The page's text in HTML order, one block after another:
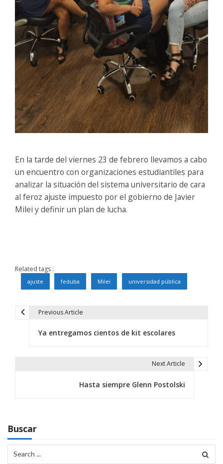
En la tarde del viernes 23 de febrero llevamos a cabo
un encuentro con organizaciones estudiantiles para
analizar la situación del sistema universitario de cara
al feroz ajuste impuesto por el gobierno de Javier
Milei y definir un plan de lucha.
Related tags :
ajuste feduba Milei universidad pública
c
i
Previous Article
Ya entregamos cientos de kit escolares
Next Article
Hasta siempre Glenn Postolski
Buscar
for: